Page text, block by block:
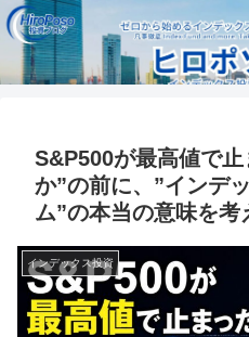
S&P500が最高値で
か”の前に、”インデ
ム”の本当の意味を考
インデックス投資